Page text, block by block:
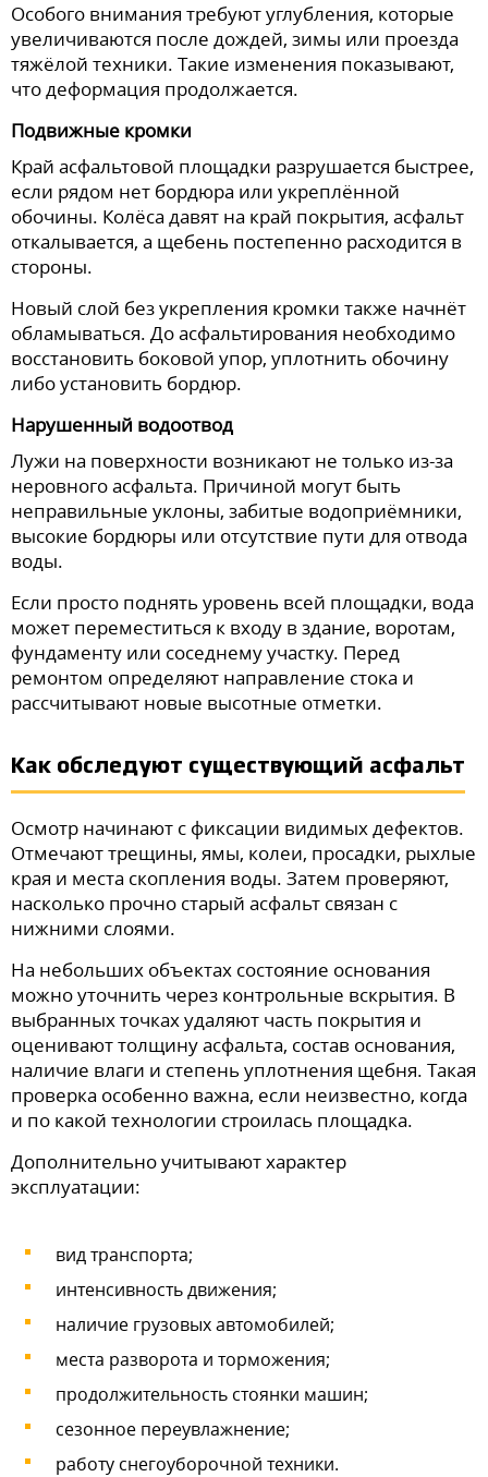
Особого внимания требуют углубления, которые
увеличиваются после дождей, зимы или проезда
тяжёлой техники. Такие изменения показывают,
что деформация продолжается.
Подвижные кромки
Край асфальтовой площадки разрушается быстрее,
если рядом нет бордюра или укреплённой
обочины. Колёса давят на край покрытия, асфальт
откалывается, а щебень постепенно расходится в
стороны.
Новый слой без укрепления кромки также начнёт
обламываться. До асфальтирования необходимо
восстановить боковой упор, уплотнить обочину
либо установить бордюр.
Нарушенный водоотвод
Лужи на поверхности возникают не только из-за
неровного асфальта. Причиной могут быть
неправильные уклоны, забитые водоприёмники,
высокие бордюры или отсутствие пути для отвода
воды.
Если просто поднять уровень всей площадки, вода
может переместиться к входу в здание, воротам,
фундаменту или соседнему участку. Перед
ремонтом определяют направление стока и
рассчитывают новые высотные отметки.
Как обследуют существующий асфальт
Осмотр начинают с фиксации видимых дефектов.
Отмечают трещины, ямы, колеи, просадки, рыхлые
края и места скопления воды. Затем проверяют,
насколько прочно старый асфальт связан с
нижними слоями.
На небольших объектах состояние основания
можно уточнить через контрольные вскрытия. В
выбранных точках удаляют часть покрытия и
оценивают толщину асфальта, состав основания,
наличие влаги и степень уплотнения щебня. Такая
проверка особенно важна, если неизвестно, когда
и по какой технологии строилась площадка.
Дополнительно учитывают характер
эксплуатации:
вид транспорта;
интенсивность движения;
наличие грузовых автомобилей;
места разворота и торможения;
продолжительность стоянки машин;
сезонное переувлажнение;
работу снегоуборочной техники.